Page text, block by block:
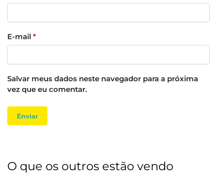
E-mail *
Salvar meus dados neste navegador para a próxima
vez que eu comentar.
O que os outros estão vendo